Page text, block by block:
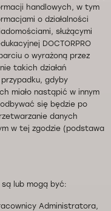
handlowych, w tym
o działalności
służącymi
DOCTORPRO
o wyrażoną przez
takich działań
gdyby
miało nastąpić w innym
się będzie po
danych
w tej zgodzie (podstawa
lub mogą być:
Administratora,